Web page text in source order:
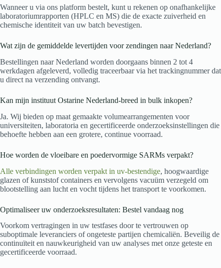
Wanneer u via ons platform bestelt, kunt u rekenen op onafhankelijke
laboratoriumrapporten (HPLC en MS) die de exacte zuiverheid en
chemische identiteit van uw batch bevestigen.
Wat zijn de gemiddelde levertijden voor zendingen naar Nederland?
Bestellingen naar Nederland worden doorgaans binnen 2 tot 4
werkdagen afgeleverd, volledig traceerbaar via het trackingnummer dat
u direct na verzending ontvangt.
Kan mijn instituut Ostarine Nederland-breed in bulk inkopen?
Ja. Wij bieden op maat gemaakte volumearrangementen voor
universiteiten, laboratoria en gecertificeerde onderzoeksinstellingen die
behoefte hebben aan een grotere, continue voorraad.
Hoe worden de vloeibare en poedervormige SARMs verpakt?
Alle verbindingen worden verpakt in uv-bestendige, hoogwaardige
glazen of kunststof containers en vervolgens vacuüm verzegeld om
blootstelling aan lucht en vocht tijdens het transport te voorkomen.
Optimaliseer uw onderzoeksresultaten: Bestel vandaag nog
Voorkom vertragingen in uw testfases door te vertrouwen op
suboptimale leveranciers of ongeteste partijen chemicaliën. Beveilig de
continuïteit en nauwkeurigheid van uw analyses met onze geteste en
gecertificeerde voorraad.